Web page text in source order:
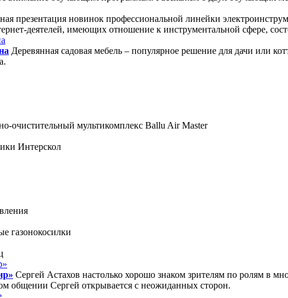
презентация новинок профессиональной линейки
деятелей, имеющих отношение к инструментальной сфере,
Деревянная садовая мебель – популярное решение для дачи или
очистительный мультикомплекс Ballu Air Master
Интерскол
газонокосилки
Сергей Астахов настолько хорошо знаком зрителям по ролям в
общении Сергей открывается с неожиданных сторон.